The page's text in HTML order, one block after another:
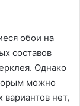
обои на
составов
Однако
можно
вариантов нет,